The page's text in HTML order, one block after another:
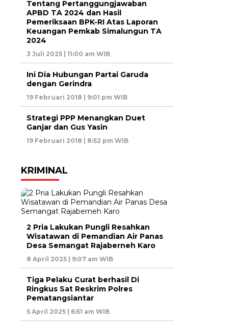
Tentang Pertanggungjawaban
APBD TA 2024 dan Hasil
Pemeriksaan BPK-RI Atas Laporan
Keuangan Pemkab Simalungun TA
2024
3 Juli 2025 | 11:00 am WIB
Ini Dia Hubungan Partai Garuda
dengan Gerindra
19 Februari 2018 | 9:01 pm WIB
Strategi PPP Menangkan Duet
Ganjar dan Gus Yasin
19 Februari 2018 | 8:52 pm WIB
KRIMINAL
2 Pria Lakukan Pungli Resahkan
Wisatawan di Pemandian Air Panas
Desa Semangat Rajaberneh Karo
8 April 2025 | 9:07 am WIB
Tiga Pelaku Curat berhasil Di
Ringkus Sat Reskrim Polres
Pematangsiantar
5 April 2025 | 6:51 am WIB